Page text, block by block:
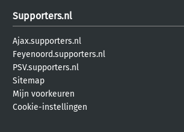
Supporters.nl
Ajax.supporters.nl
Feyenoord.supporters.nl
PSV.supporters.nl
Sitemap
Mijn voorkeuren
Cookie-instellingen